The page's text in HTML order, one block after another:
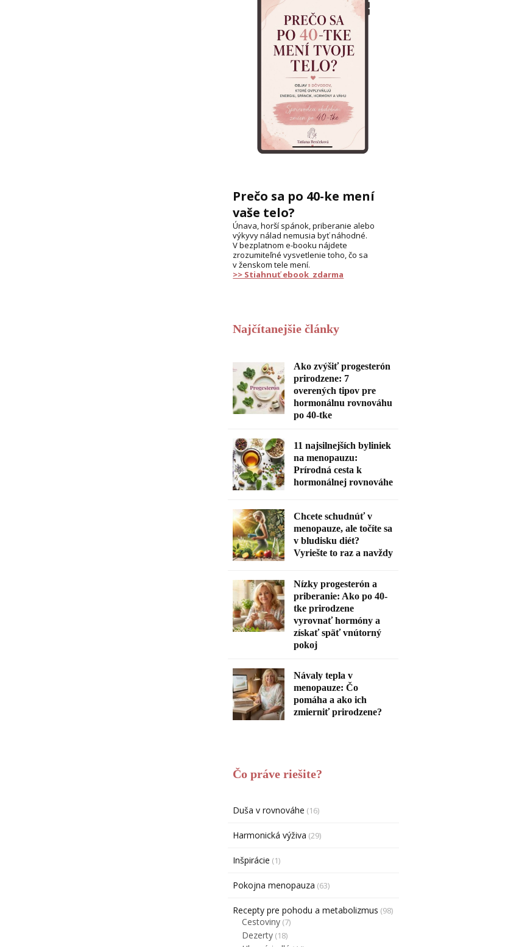
Prečo sa po 40-ke mení
vaše telo?
Únava, horší spánok, priberanie alebo
výkyvy nálad nemusia byť náhodné.
V bezplatnom e-booku nájdete
zrozumiteľné vysvetlenie toho, čo sa
v ženskom tele mení.
>> Stiahnuť ebook zdarma
Najčítanejšie články
Ako zvýšiť progesterón
prirodzene: 7
overených tipov pre
hormonálnu rovnováhu
po 40-tke
11 najsilnejších byliniek
na menopauzu:
Prírodná cesta k
hormonálnej rovnováhe
Chcete schudnúť v
menopauze, ale točíte sa
v bludisku diét?
Vyriešte to raz a navždy
Nízky progesterón a
priberanie: Ako po 40-
tke prirodzene
vyrovnať hormóny a
získať späť vnútorný
pokoj
Návaly tepla v
menopauze: Čo
pomáha a ako ich
zmierniť prirodzene?
Čo práve riešite?
Duša v rovnováhe (16)
Harmonická výživa (29)
Inšpirácie (1)
Pokojna menopauza (63)
Recepty pre pohodu a metabolizmus (98)
Cestoviny (7)
Dezerty (18)